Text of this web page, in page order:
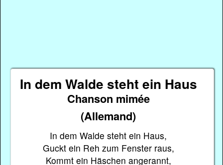
In dem Walde steht ein Haus
Chanson mimée
(Allemand)
In dem Walde steht ein Haus,
Guckt ein Reh zum Fenster raus,
Kommt ein Häschen angerannt,